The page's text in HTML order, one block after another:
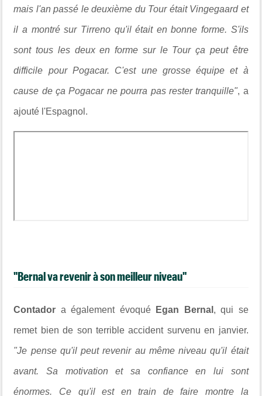
mais l'an passé le deuxième du Tour était Vingegaard et
il a montré sur Tirreno qu'il était en bonne forme. S'ils
sont tous les deux en forme sur le Tour ça peut être
difficile pour Pogacar. C'est une grosse équipe et à
cause de ça Pogacar ne pourra pas rester tranquille", a
ajouté l'Espagnol.
"Bernal va revenir à son meilleur niveau"
Contador a également évoqué Egan Bernal , qui se
remet bien de son terrible accident survenu en janvier.
"Je pense qu'il peut revenir au même niveau qu'il était
avant. Sa motivation et sa confiance en lui sont
énormes. Ce qu'il est en train de faire montre la